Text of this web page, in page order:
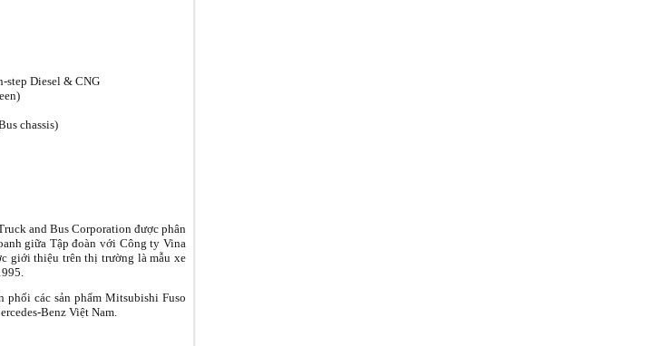
step Diesel & CNG
chassis)
and Bus Corporation được phân
giữa Tập đoàn với Công ty Vina
giới thiệu trên thị trường là mẫu xe
phối các sản phẩm Mitsubishi Fuso
Benz Việt Nam.